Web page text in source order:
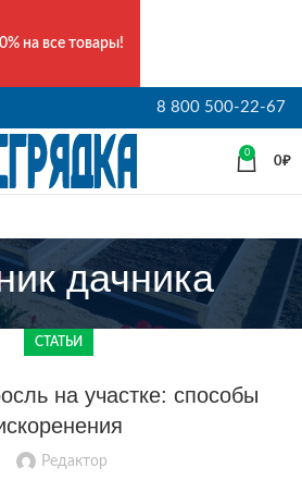
8 800 500-22-67
0
0₽
дачника
СТАТЬИ
на участке: способы
Редактор
на все товары!